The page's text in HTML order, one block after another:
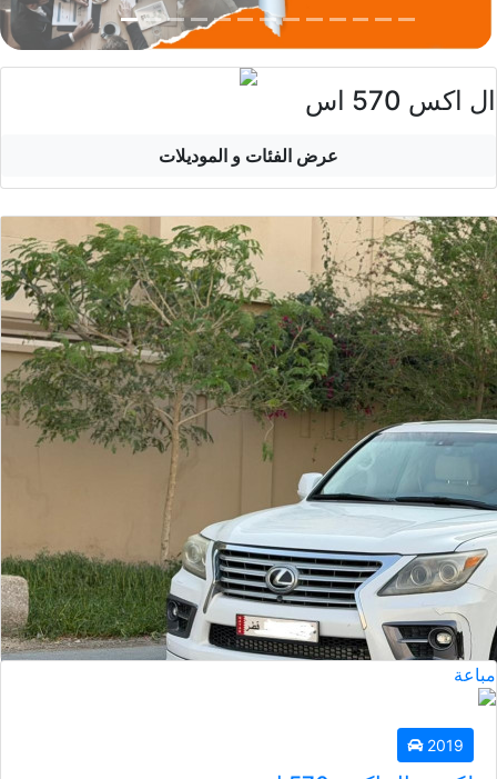
ال اكس 570 اس
عرض الفئات و الموديلات
مباعة
2019